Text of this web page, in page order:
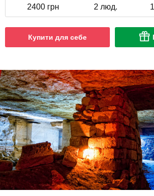
2400 грн 2 люд.
Купити для себе